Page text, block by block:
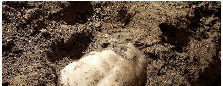
क्षा
ध
र्म
ज्यो
ति
ष